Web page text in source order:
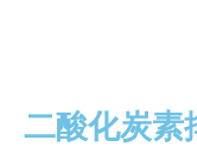
二酸化炭素